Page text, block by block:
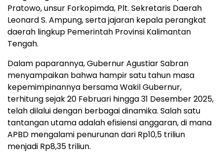
Pratowo, unsur Forkopimda, Plt. Sekretaris Daerah
Leonard S. Ampung, serta jajaran kepala perangkat
daerah lingkup Pemerintah Provinsi Kalimantan
Tengah.
Dalam paparannya, Gubernur Agustiar Sabran
menyampaikan bahwa hampir satu tahun masa
kepemimpinannya bersama Wakil Gubernur,
terhitung sejak 20 Februari hingga 31 Desember 2025,
telah dilalui dengan berbagai dinamika. Salah satu
tantangan utama adalah efisiensi anggaran, di mana
APBD mengalami penurunan dari Rp10,5 triliun
menjadi Rp8,35 triliun.